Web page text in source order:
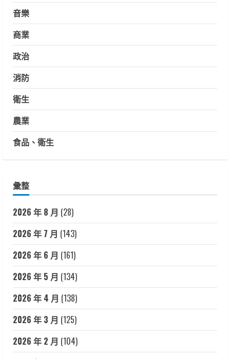
音樂
商業
政治
消防
衛生
農業
食品、衛生
彙整
2026 年 8 月 (28)
2026 年 7 月 (143)
2026 年 6 月 (161)
2026 年 5 月 (134)
2026 年 4 月 (138)
2026 年 3 月 (125)
2026 年 2 月 (104)